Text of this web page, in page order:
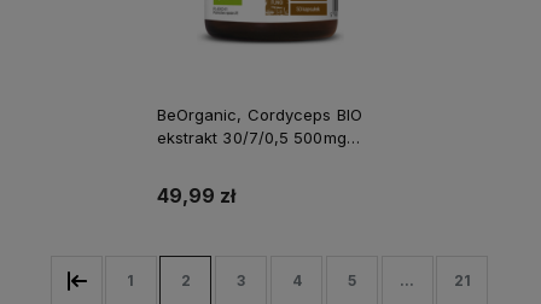
BeOrganic, Cordyceps BIO
ekstrakt 30/7/0,5 500mg
49,99 zł
1 2 3 4 5 ... 21